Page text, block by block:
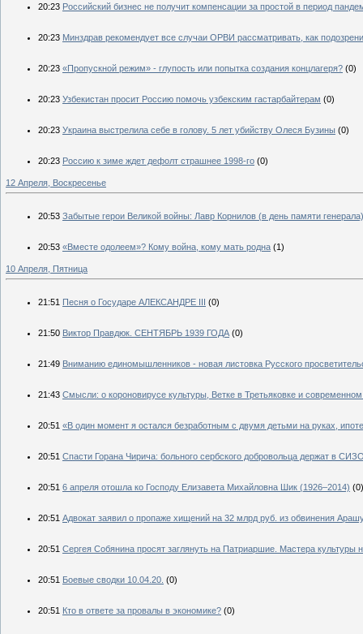
20:23 Российский бизнес не получит компенсации за простой в период
20:23 Минздрав рекомендует все случаи ОРВИ рассматривать, как
20:23 «Пропускной режим» - глупость или попытка создания концлагеря? (0)
20:23 Узбекистан просит Россию помочь узбекским гастарбайтерам (0)
20:23 Украина выстрелила себе в голову. 5 лет убийству Олеся Бузины (0)
20:23 Россию к зиме ждет дефолт страшнее 1998-го (0)
12 Апреля, Воскресенье
20:53 Забытые герои Великой войны: Лавр Корнилов (в день памяти генерала)
20:53 «Вместе одолеем»? Кому война, кому мать родна (1)
10 Апреля, Пятница
21:51 Песня о Государе АЛЕКСАНДРЕ III (0)
21:50 Виктор Правдюк. СЕНТЯБРЬ 1939 ГОДА (0)
21:49 Вниманию единомышленников - новая листовка Русского
21:43 Смысли: о короновирусе культуры, Ветке в Третьяковке и современном
20:51 «В один момент я остался безработным с двумя детьми на руках,
20:51 Спасти Горана Чирича: больного сербского добровольца держат в
20:51 6 апреля отошла ко Господу Елизавета Михайловна Шик (1926–2014) (0)
20:51 Адвокат заявил о пропаже хищений на 32 млрд руб. из обвинения
20:51 Сергея Собянина просят заглянуть на Патриаршие. Мастера культуры
20:51 Боевые сводки 10.04.20. (0)
20:51 Кто в ответе за провалы в экономике? (0)